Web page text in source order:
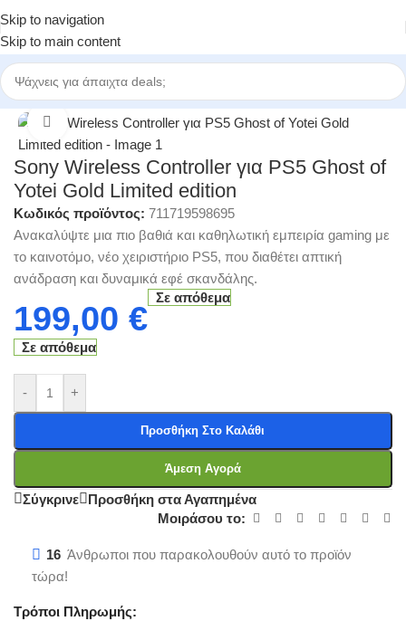
Skip to navigation
Skip to main content
Αρχική σελίδα/Κατηγορίες/Ηλεκτρονικά Παιχνίδια/Χειριστήρια
Click to enlarge
Sony Wireless Controller για PS5 Ghost of
Yotei Gold Limited edition
Κωδικός προϊόντος: 711719598695
Ανακαλύψτε μια πιο βαθιά και καθηλωτική εμπειρία gaming με
το καινοτόμο, νέο χειριστήριο PS5, που διαθέτει απτική
ανάδραση και δυναμικά εφέ σκανδάλης.
199,00 €
Σε απόθεμα
Σε απόθεμα
- +
Προσθήκη Στο Καλάθι
Άμεση Αγορά
Σύγκρινε
Προσθήκη στα Αγαπημένα
Μοιράσου το:
16 Άνθρωποι που παρακολουθούν αυτό το προϊόν
τώρα!
Τρόποι Πληρωμής: